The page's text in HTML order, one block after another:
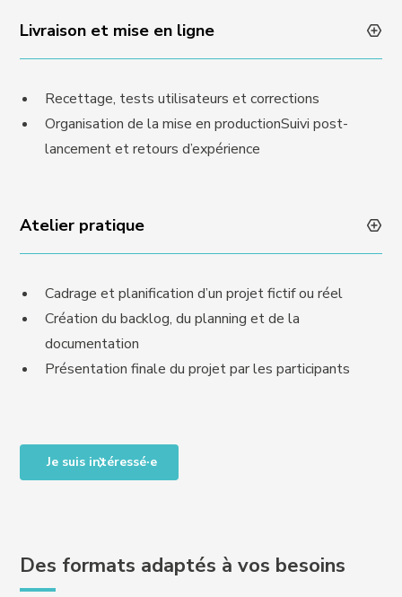
Livraison et mise en ligne
Recettage, tests utilisateurs et corrections
Organisation de la mise en productionSuivi post-
lancement et retours d’expérience
Atelier pratique
Cadrage et planification d’un projet fictif ou réel
Création du backlog, du planning et de la
documentation
Présentation finale du projet par les participants
Je suis intéressé·e
Des formats adaptés à vos besoins